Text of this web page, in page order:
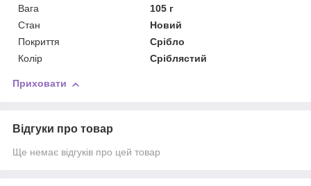
Вага
105 г
Стан
Новий
Покриття
Срібло
Колір
Сріблястий
Приховати
Відгуки про товар
Ще немає відгуків про цей товар